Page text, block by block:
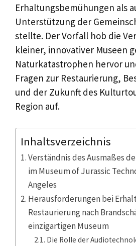
Erhaltungsbemühungen als
Unterstützung der
stellte. Der Vorfall hob die
kleiner, innovativer Museen
Naturkatastrophen hervor
Fragen zur Restaurierung,
und der Zukunft des
Region auf.
Inhaltsverzeichnis
Verständnis des Ausmaßes
im Museum of Jurassic
Angeles
Herausforderungen bei
Restaurierung nach
einzigartigen Museum
Die Rolle der